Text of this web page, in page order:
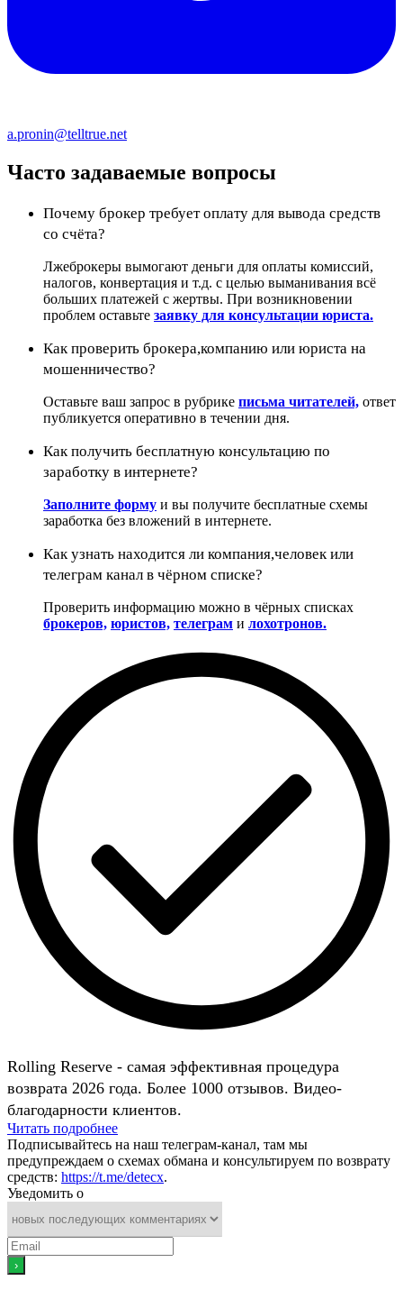
a.pronin@telltrue.net
Часто задаваемые вопросы
Почему брокер требует оплату для вывода средств
со счёта?
Лжеброкеры вымогают деньги для оплаты комиссий,
налогов, конвертация и т.д. с целью выманивания всё
больших платежей с жертвы. При возникновении
проблем оставьте заявку для консультации юриста.
Как проверить брокера,компанию или юриста на
мошенничество?
Оставьте ваш запрос в рубрике письма читателей, ответ
публикуется оперативно в течении дня.
Как получить бесплатную консультацию по
заработку в интернете?
Заполните форму и вы получите бесплатные схемы
заработка без вложений в интернете.
Как узнать находится ли компания,человек или
телеграм канал в чёрном списке?
Проверить информацию можно в чёрных списках
брокеров, юристов, телеграм и лохотронов.
Rolling Reserve - самая эффективная процедура
возврата 2026 года. Более 1000 отзывов. Видео-
благодарности клиентов.
Читать подробнее
Подписывайтесь на наш телеграм-канал, там мы
предупреждаем о схемах обмана и консультируем по возврату
средств: https://t.me/detecx.
Уведомить о